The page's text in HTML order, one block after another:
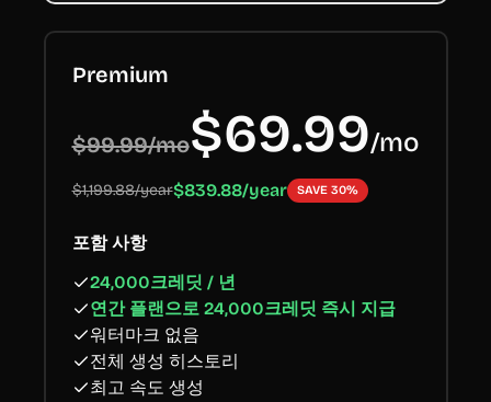
Premium
$99.99/mo$69.99/mo
$1,199.88/year$839.88/year SAVE 30%
포함 사항
24,000크레딧 / 년
연간 플랜으로 24,000크레딧 즉시 지급
워터마크 없음
전체 생성 히스토리
최고 속도 생성